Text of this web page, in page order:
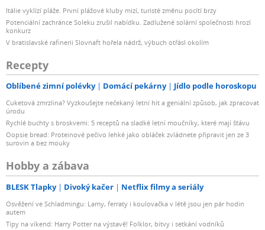
Itálie vyklízí pláže. První plážové kluby mizí, turisté změnu pocítí brzy
Potenciální zachránce Soleku zrušil nabídku. Zadlužené solární společnosti hrozí
konkurz
V bratislavské rafinerii Slovnaft hořela nádrž, výbuch otřásl okolím
Recepty
Oblíbené zimní polévky Domácí pekárny Jídlo podle horoskopu
Cuketová zmrzlina? Vyzkoušejte nečekaný letní hit a geniální způsob, jak zpracovat
úrodu
Rychlé buchty s broskvemi: 5 receptů na sladké letní moučníky, které mají šťávu
Oopsie bread: Proteinové pečivo lehké jako obláček zvládnete připravit jen ze 3
surovin a bez mouky
Hobby a zábava
BLESK Tlapky Divoký kačer Netflix filmy a seriály
Osvěžení ve Schladmingu: Lamy, ferraty i koulovačka v létě jsou jen pár hodin
autem
Tipy na víkend: Harry Potter na výstavě! Folklor, bitvy i setkání vodníků